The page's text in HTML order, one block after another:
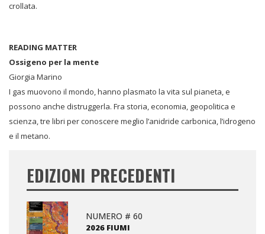
crollata.
READING MATTER
Ossigeno per la mente
Giorgia Marino
I gas muovono il mondo, hanno plasmato la vita sul pianeta, e
possono anche distruggerla. Fra storia, economia, geopolitica e
scienza, tre libri per conoscere meglio l’anidride carbonica, l’idrogeno
e il metano.
EDIZIONI PRECEDENTI
NUMERO # 60
2026 FIUMI